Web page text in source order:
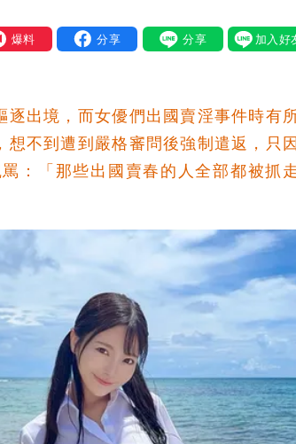
料
逐出境，而女優們出國賣淫事件時有
不到遭到嚴格審問後強制遣返，只因
：「那些出國賣春的人全部都被抓